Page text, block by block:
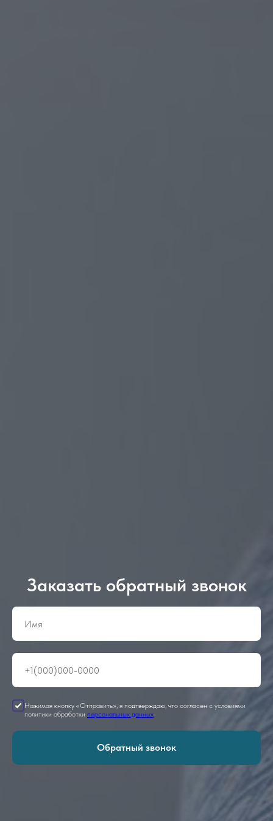
Заказать обратный звонок
Нажимая кнопку «Отправить», я подтверждаю, что согласен с условиями
политики обработки персональных данных
Обратный звонок